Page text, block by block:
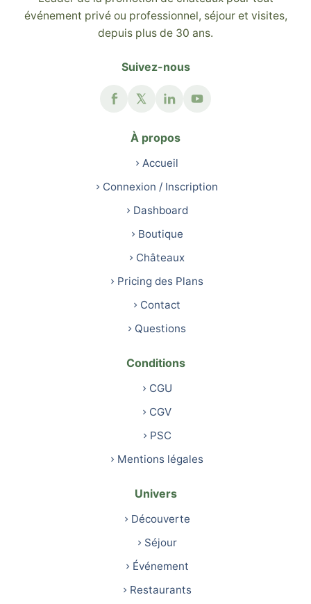
événement privé ou professionnel, séjour et visites,
depuis plus de 30 ans.
Suivez-nous
À propos
Accueil
Connexion / Inscription
Dashboard
Boutique
Châteaux
Pricing des Plans
Contact
Questions
Conditions
CGU
CGV
PSC
Mentions légales
Univers
Découverte
Séjour
Événement
Restaurants